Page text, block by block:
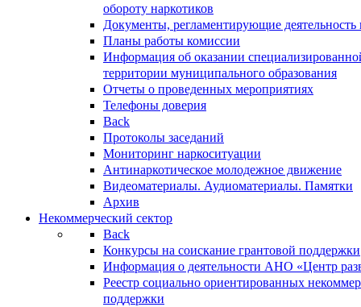
обороту наркотиков
Документы, регламентирующие деятельность
Планы работы комиссии
Информация об оказании
территории муниципального образования
Отчеты о проведенных мероприятиях
Телефоны доверия
Back
Протоколы заседаний
Мониторинг наркоситуации
Антинаркотическое молодежное движение
Видеоматериалы. Аудиоматериалы. Памятки
Архив
Некоммерческий сектор
Back
Конкурсы на соискание грантовой поддержки
Информация о деятельности АНО «Центр
Реестр социально ориентированных
поддержки